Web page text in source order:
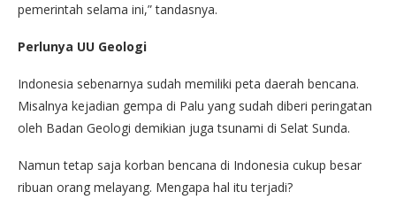
pemerintah selama ini,” tandasnya.
Perlunya UU Geologi
Indonesia sebenarnya sudah memiliki peta daerah bencana.
Misalnya kejadian gempa di Palu yang sudah diberi peringatan
oleh Badan Geologi demikian juga tsunami di Selat Sunda.
Namun tetap saja korban bencana di Indonesia cukup besar
ribuan orang melayang. Mengapa hal itu terjadi?